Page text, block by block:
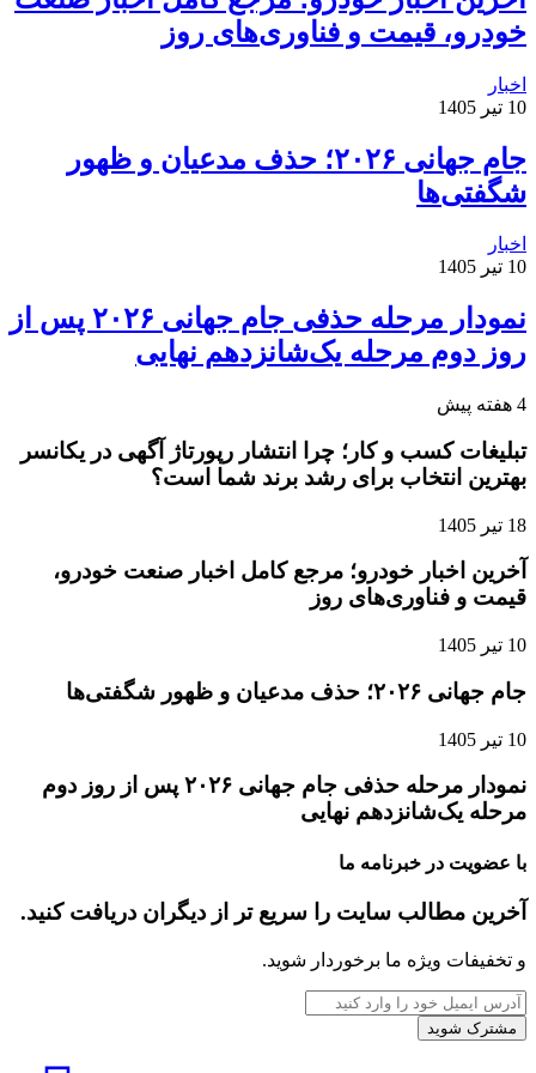
شکل است:
-گرتا تونبرگ، فعال محیط زیست و عدالت اجتماعی
از سوئد
-ریما حسن، نماینده پارلمان اروپا از حزب چپ‌گرای
«فرانسه تسلیم‌ناپذیر»
-عمر فیاض، خبرنگار الجزیره
-یانیس محمدی، روزنامه‌نگار فرانسوی از رسانه
«بلاست»
-پاسکال موریرس، فعال باسابقه فرانسوی در ناوگان
آزادی
-تیاگو آویلا، خبرنگار و فعال اجتماعی و سیاسی
-بابتیس آندری، پزشک فرانسوی حاضر برای کمک در
صورت درگیری
-یاسمین آجار، فعال آلمانی-کرد
-سُوایب اُردو، فعال ترک
-سرخیو توریبیو، عضو سازمان «سی شیپرد» از اسپانیا
-مارکو فان رینیس، دانشجوی مهندسی دریایی از هلند
و عضو خدمه
بندر کاتانیا در جنوب ایتالیا آغاز کرده و بیش از ۲۰۰۰
خودرو، قیمت و فناوری‌های روز
اخبار
10 تیر 1405
جام جهانی ۲۰۲۶؛ حذف مدعیان و ظهور
شگفتی‌ها
اخبار
10 تیر 1405
نمودار مرحله حذفی جام جهانی ۲۰۲۶ پس از
روز دوم مرحله یک‌شانزدهم نهایی
4 هفته پیش
تبلیغات کسب و کار؛ چرا انتشار رپورتاژ آگهی در یکانسر
بهترین انتخاب برای رشد برند شما است؟
18 تیر 1405
آخرین اخبار خودرو؛ مرجع کامل اخبار صنعت خودرو،
قیمت و فناوری‌های روز
10 تیر 1405
جام جهانی ۲۰۲۶؛ حذف مدعیان و ظهور شگفتی‌ها
10 تیر 1405
نمودار مرحله حذفی جام جهانی ۲۰۲۶ پس از روز دوم
مرحله یک‌شانزدهم نهایی
با عضویت در خبرنامه ما
آخرین مطالب سایت را سریع تر از دیگران دریافت کنید.
و تخفیفات ویژه ما برخوردار شوید.
آدرس
ایمیل
خود